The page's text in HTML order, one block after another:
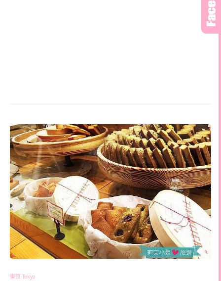
東京 Tokyo